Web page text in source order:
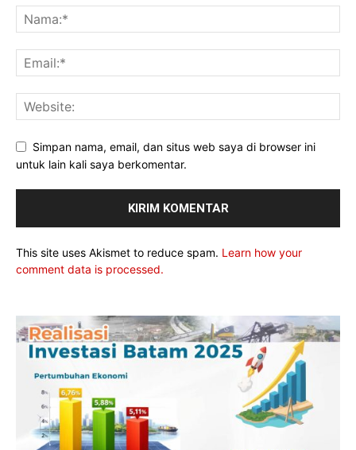
Simpan nama, email, dan situs web saya di browser ini
untuk lain kali saya berkomentar.
This site uses Akismet to reduce spam. Learn how your
comment data is processed.